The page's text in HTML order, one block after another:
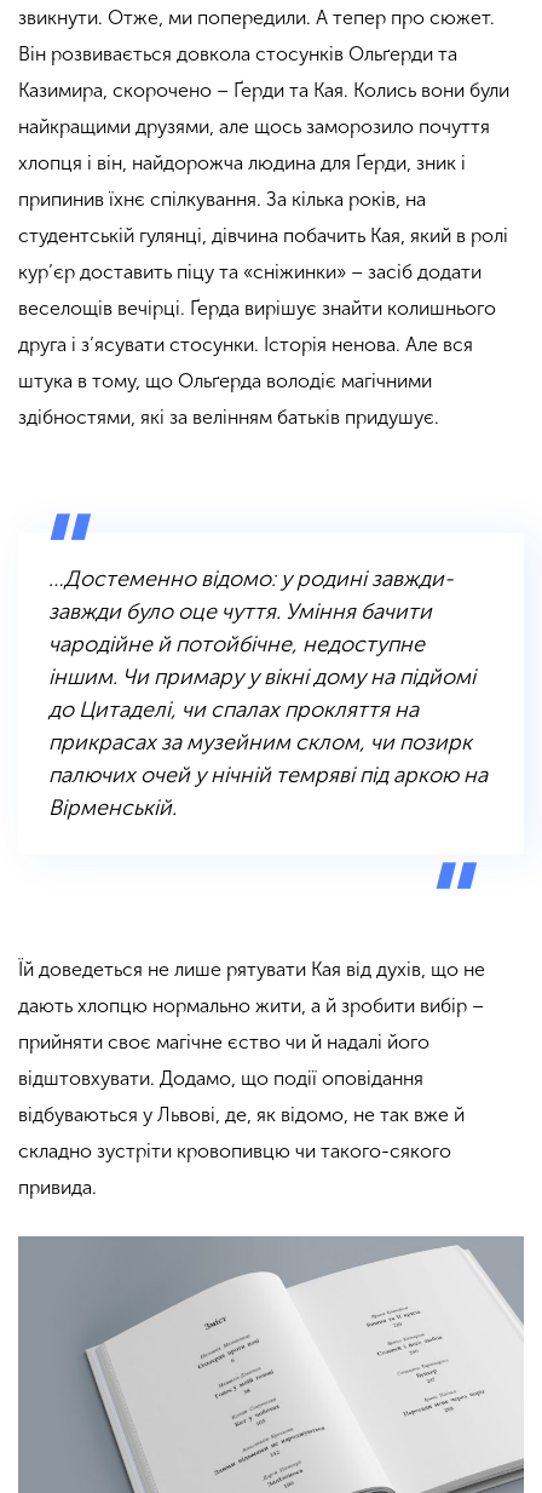
звикнути. Отже, ми попередили. А тепер про сюжет.
Він розвивається довкола стосунків Ольґерди та
Казимира, скорочено – Ґерди та Кая. Колись вони були
найкращими друзями, але щось заморозило почуття
хлопця і він, найдорожча людина для Ґерди, зник і
припинив їхнє спілкування. За кілька років, на
студентській гулянці, дівчина побачить Кая, який в ролі
кур’єр доставить піцу та «сніжинки» – засіб додати
веселощів вечірці. Ґерда вирішує знайти колишнього
друга і з’ясувати стосунки. Історія ненова. Але вся
штука в тому, що Ольґерда володіє магічними
здібностями, які за велінням батьків придушує.
…Достеменно відомо: у родині завжди-
завжди було оце чуття. Уміння бачити
чародійне й потойбічне, недоступне
іншим. Чи примару у вікні дому на підйомі
до Цитаделі, чи спалах прокляття на
прикрасах за музейним склом, чи позирк
палючих очей у нічній темряві під аркою на
Вірменській.
Їй доведеться не лише рятувати Кая від духів, що не
дають хлопцю нормально жити, а й зробити вибір –
прийняти своє магічне єство чи й надалі його
відштовхувати. Додамо, що події оповідання
відбуваються у Львові, де, як відомо, не так вже й
складно зустріти кровопивцю чи такого-сякого
привида.